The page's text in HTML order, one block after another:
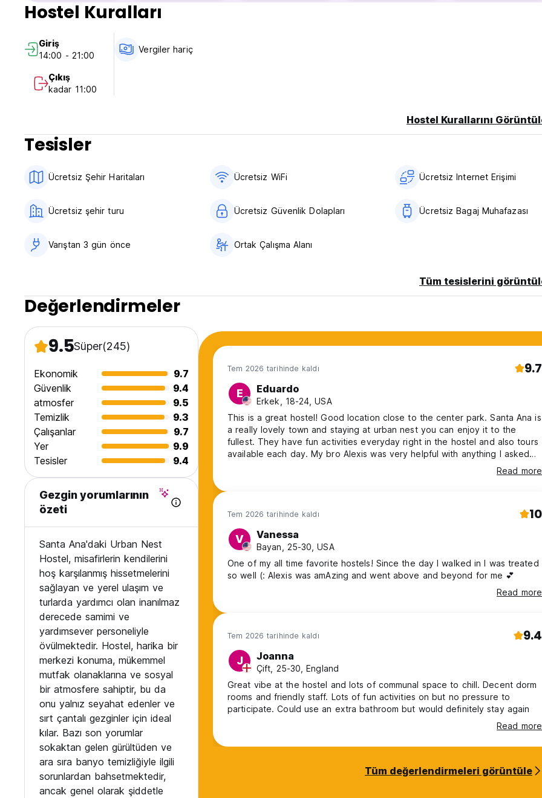
Hostel Kuralları
Giriş
14:00 - 21:00
Çıkış
kadar 11:00
Vergiler hariç
Hostel Kurallarını
Tesisler
Ücretsiz Şehir Haritaları Ücretsiz WiFi Ücretsiz Internet Erişimi
Ücretsiz şehir turu Ücretsiz Güvenlik Dolapları Ücretsiz Bagaj Muhafazası
Varıştan 3 gün önce Ortak Çalışma Alanı
Tüm tesislerini
Değerlendirmeler
9.5Süper(245)
Ekonomik
9.7
Güvenlik
9.4
atmosfer
9.5
Temizlik
9.3
Çalışanlar
9.7
Yer
9.9
Tesisler
9.4
Gezgin yorumlarının
özeti
Santa Ana'daki Urban Nest
Hostel, misafirlerin kendilerini
hoş karşılanmış hissetmelerini
sağlayan ve yerel ulaşım ve
turlarda yardımcı olan inanılmaz
derecede samimi ve
yardımsever personeliyle
övülmektedir. Hostel, harika bir
merkezi konuma, mükemmel
mutfak olanaklarına ve sosyal
bir atmosfere sahiptir, bu da
onu yalnız seyahat edenler ve
sırt çantalı gezginler için ideal
kılar. Bazı son yorumlar
sokaktan gelen gürültüden ve
ara sıra banyo temizliğiyle ilgili
sorunlardan bahsetmektedir,
ancak genel olarak şiddetle
Tem 2026 tarihinde kaldı 9.7
E Eduardo
Erkek, 18-24, USA
This is a great hostel! Good location close to the center park. Santa Ana is
a really lovely town and staying at urban nest you can enjoy it to the
fullest. They have fun activities everyday right in the hostel and also tours
available each day. My bro Alexis was very helpful with anything I asked
for and is a very good friend! I only had time to book two nights here but
Read more
Tem 2026 tarihinde kaldı 10
V Vanessa
Bayan, 25-30, USA
One of my all time favorite hostels! Since the day I walked in I was treated
so well (: Alexis was amAzing and went above and beyond for me 💕
Read more
Tem 2026 tarihinde kaldı 9.4
J Joanna
Çift, 25-30, England
Great vibe at the hostel and lots of communal space to chill. Decent dorm
rooms and friendly staff. Lots of fun activities on but no pressure to
participate. Could use an extra bathroom but would definitely stay again
Read more
Tüm değerlendirmeleri görüntüle